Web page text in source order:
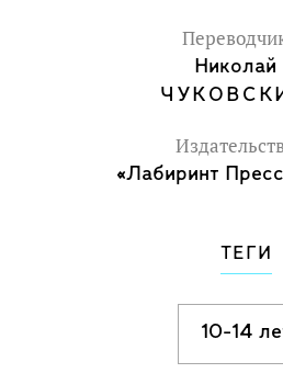
Николай
«Лабиринт
ТЕГИ
10-14